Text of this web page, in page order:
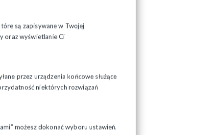
są zapisywane w Twojej
oraz wyświetlanie Ci
przez urządzenia końcowe służące
niektórych rozwiązań
możesz dokonać wyboru ustawień.